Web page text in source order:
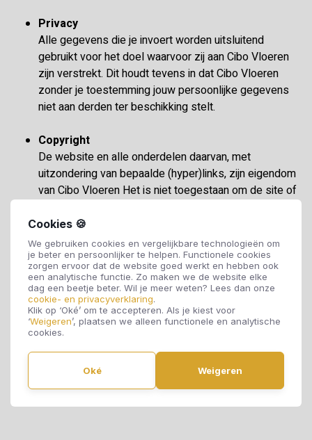
Cookies 🍪
We gebruiken cookies en vergelijkbare technologieën om
je beter en persoonlijker te helpen. Functionele cookies
zorgen ervoor dat de website goed werkt en hebben ook
een analytische functie. Zo maken we de website elke
dag een beetje beter. Wil je meer weten? Lees dan onze
cookie- en privacyverklaring.
Klik op ‘Oké’ om te accepteren. Als je kiest voor
‘Weigeren’, plaatsen we alleen functionele en analytische
cookies.
Oké Weigeren
Privacy
Alle gegevens die je invoert worden uitsluitend
gebruikt voor het doel waarvoor zij aan Cibo Vloeren
zijn verstrekt. Dit houdt tevens in dat Cibo Vloeren
zonder je toestemming jouw persoonlijke gegevens
niet aan derden ter beschikking stelt.
Copyright
De website en alle onderdelen daarvan, met
uitzondering van bepaalde (hyper)links, zijn eigendom
van Cibo Vloeren Het is niet toegestaan om de site of
op te slaan zonder uitdrukkelijke schriftelijke
toestemming van Cibo Vloeren.
Juridische geldigheid van de disclaimer
Deze disclaimer wordt beschouwd als deel van de
internetpublicatie betrekking hebbend op deze
website. Wanneer bepaalde uitingen op deze website
incorrect zijn en/of in strijd zijn met de wet, heeft dat
geen effect of invloed op andere uitingen elders op
deze website gedaan.